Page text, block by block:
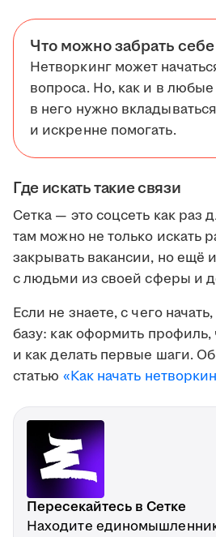
Что можно забрать себе
Нетворкинг может
вопроса. Но, как и в
в него нужно
и искренне помогать.
Где искать такие связи
Сетка — это соцсеть как раз
там можно не только искать
закрывать вакансии, но ещё
с людьми из своей сферы и
Если не знаете, с чего
базу: как оформить профиль,
и как делать первые шаги.
статью «Как начать
Пересекайтесь в Сетке
Находите